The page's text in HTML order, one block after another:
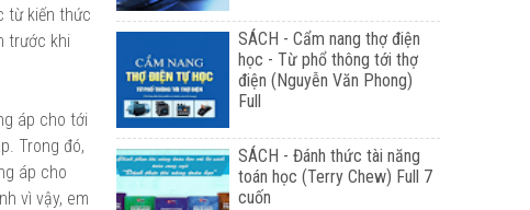
từ kiến thức
trước khi
áp cho tới
Trong đó,
áp cho
vì vậy, em
SÁCH - Cẩm nang thợ điện
học - Từ phổ thông tới thợ
điện (Nguyễn Văn Phong)
Full
SÁCH - Đánh thức tài năng
toán học (Terry Chew) Full 7
cuốn